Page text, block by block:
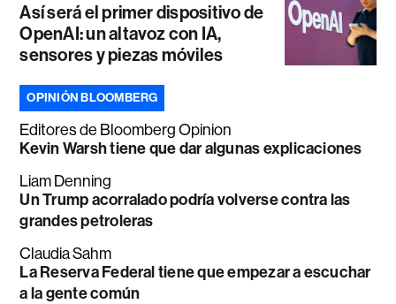
Así será el primer dispositivo de
OpenAI: un altavoz con IA,
sensores y piezas móviles
OPINIÓN BLOOMBERG
Editores de Bloomberg Opinion
Kevin Warsh tiene que dar algunas explicaciones
Liam Denning
Un Trump acorralado podría volverse contra las
grandes petroleras
Claudia Sahm
La Reserva Federal tiene que empezar a escuchar
a la gente común